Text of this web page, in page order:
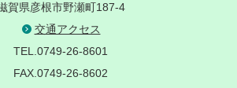
賀県彦根市野瀬町187-4
交通アクセス
TEL.0749-26-8601
FAX.0749-26-8602